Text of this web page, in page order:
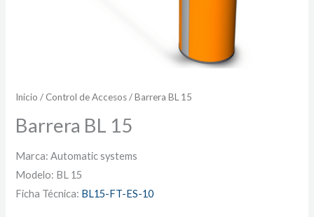
Inicio / Control de Accesos/ Barrera BL 15
Barrera BL 15
Marca: Automatic systems
Modelo: BL 15
Ficha Técnica: BL15-FT-ES-10